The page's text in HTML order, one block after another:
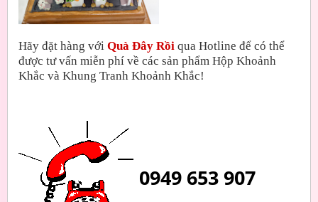
Hãy đặt hàng với Quà Đây Rồi qua Hotline để có thể
được tư vấn miễn phí về các sản phẩm Hộp Khoảnh
Khắc và Khung Tranh Khoảnh Khắc!
0949 653 907